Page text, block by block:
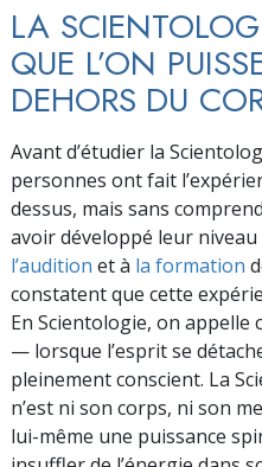
LA
QUE L’ON
DEHORS DU
Avant d’étudier la
personnes ont fait
dessus, mais sans
avoir développé leur niveau
l’audition et à la formation
constatent que cette
En Scientologie, on appelle
— lorsque l’esprit se
pleinement conscient. La
n’est ni son corps, ni son
lui-même une puissance